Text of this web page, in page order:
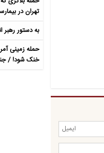
تهران در
به دستور رهبر
حمله زمینی
خنک شود! /